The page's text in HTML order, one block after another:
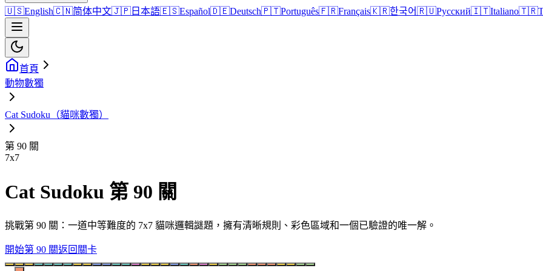
🇺🇸English🇨🇳简体中文🇯🇵 日本語🇪🇸Español🇩🇪Deutsch🇵🇹Português🇫🇷Français🇰🇷한국어🇷🇺Русский🇮🇹Italiano🇹🇷
首頁
動物數獨
Cat Sudoku（貓咪數獨）
第 90 關
7x7
Cat Sudoku 第 90 關
挑戰第 90 關：一道中等難度的 7x7 貓咪邏輯謎題，擁有清晰規則、彩色區域和一個已驗證的唯一解。
開始第 90 關返回關卡